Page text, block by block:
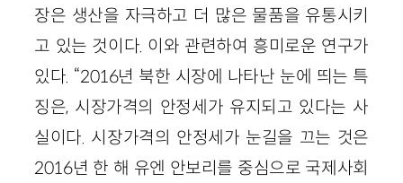
장은 생산을 자극하고 더 많은 물품을 유통시키
고 있는 것이다. 이와 관련하여 흥미로운 연구가
있다. “2016년 북한 시장에 나타난 눈에 띄는 특
징은, 시장가격의 안정세가 유지되고 있다는 사
실이다. 시장가격의 안정세가 눈길을 끄는 것은
2016년 한 해 유엔 안보리를 중심으로 국제사회